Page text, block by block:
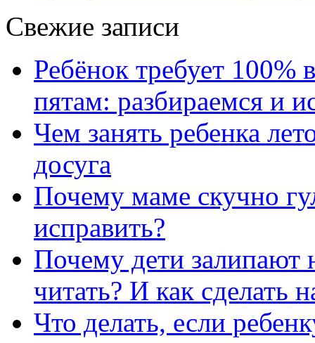
Свежие записи
Ребёнок требует 100%
пятам: разбираемся и
Чем занять ребенка
досуга
Почему маме скучно
исправить?
Почему дети залипают
читать? И как сделать
Что делать, если